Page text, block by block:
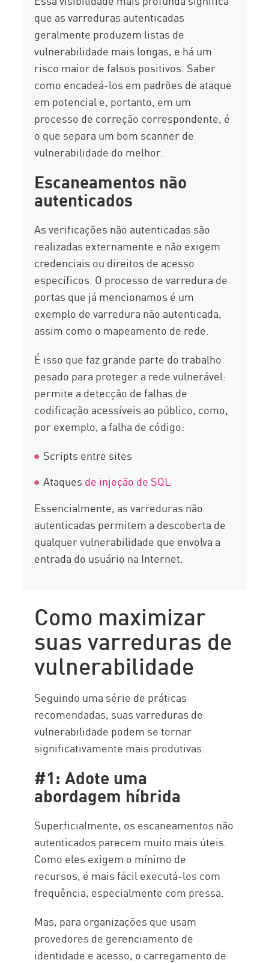
que as varreduras autenticadas
geralmente produzem listas de
vulnerabilidade mais longas, e há um
risco maior de falsos positivos. Saber
como encadeá-los em padrões de ataque
em potencial e, portanto, em um
processo de correção correspondente, é
o que separa um bom scanner de
vulnerabilidade do melhor.
Escaneamentos não
autenticados
As verificações não autenticadas são
realizadas externamente e não exigem
credenciais ou direitos de acesso
específicos. O processo de varredura de
portas que já mencionamos é um
exemplo de varredura não autenticada,
assim como o mapeamento de rede.
É isso que faz grande parte do trabalho
pesado para proteger a rede vulnerável:
permite a detecção de falhas de
codificação acessíveis ao público, como,
por exemplo, a falha de código:
Scripts entre sites
Ataques de injeção de SQL
Essencialmente, as varreduras não
autenticadas permitem a descoberta de
qualquer vulnerabilidade que envolva a
entrada do usuário na Internet.
Como maximizar
suas varreduras de
vulnerabilidade
Seguindo uma série de práticas
recomendadas, suas varreduras de
vulnerabilidade podem se tornar
significativamente mais produtivas.
#1: Adote uma
abordagem híbrida
Superficialmente, os escaneamentos não
autenticados parecem muito mais úteis.
Como eles exigem o mínimo de
recursos, é mais fácil executá-los com
frequência, especialmente com pressa.
Mas, para organizações que usam
provedores de gerenciamento de
identidade e acesso, o carregamento de